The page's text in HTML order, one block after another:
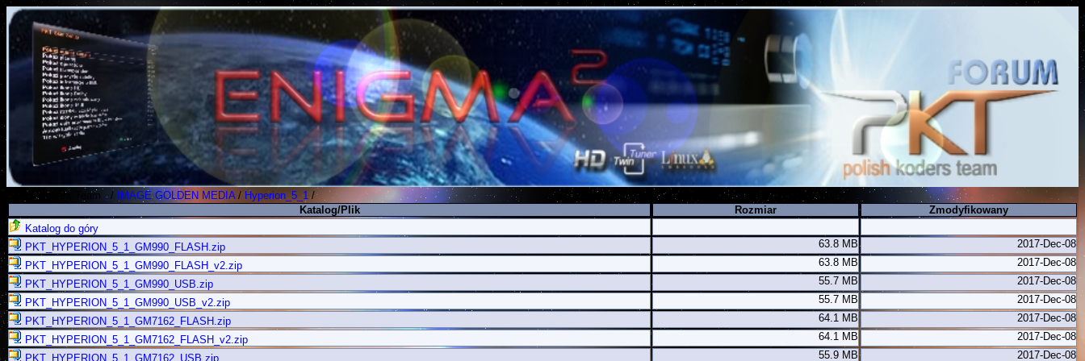
Polish Koders Team . / IMAGE GOLDEN MEDIA/ Hyperion_5_1/
Katalog/Plik
Rozmiar
Zmodyfikowany
Katalog do góry
PKT_HYPERION_5_1_GM990_FLASH.zip
63.8 MB
2017-Dec-08
PKT_HYPERION_5_1_GM990_FLASH_v2.zip
63.8 MB
2017-Dec-08
PKT_HYPERION_5_1_GM990_USB.zip
55.7 MB
2017-Dec-08
PKT_HYPERION_5_1_GM990_USB_v2.zip
55.7 MB
2017-Dec-08
PKT_HYPERION_5_1_GM7162_FLASH.zip
64.1 MB
2017-Dec-08
PKT_HYPERION_5_1_GM7162_FLASH_v2.zip
64.1 MB
2017-Dec-08
PKT_HYPERION_5_1_GM7162_USB.zip
55.9 MB 2017-Dec-08